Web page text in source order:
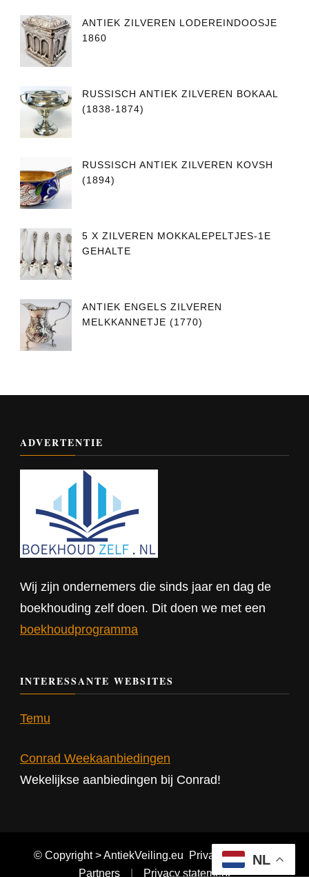
ANTIEK ZILVEREN LODEREINDOOSJE
1860
RUSSISCH ANTIEK ZILVEREN BOKAAL
(1838-1874)
RUSSISCH ANTIEK ZILVEREN KOVSH
(1894)
5 X ZILVEREN MOKKALEPELTJES-1E
GEHALTE
ANTIEK ENGELS ZILVEREN
MELKKANNETJE (1770)
ADVERTENTIE
Wij zijn ondernemers die sinds jaar en dag de
boekhouding zelf doen. Dit doen we met een
boekhoudprogramma
INTERESSANTE WEBSITES
Temu
Conrad Weekaanbiedingen
Wekelijkse aanbiedingen bij Conrad!
© Copyright > AntiekVeiling.eu
Privacy statement
Partners
Privacy statement
NL